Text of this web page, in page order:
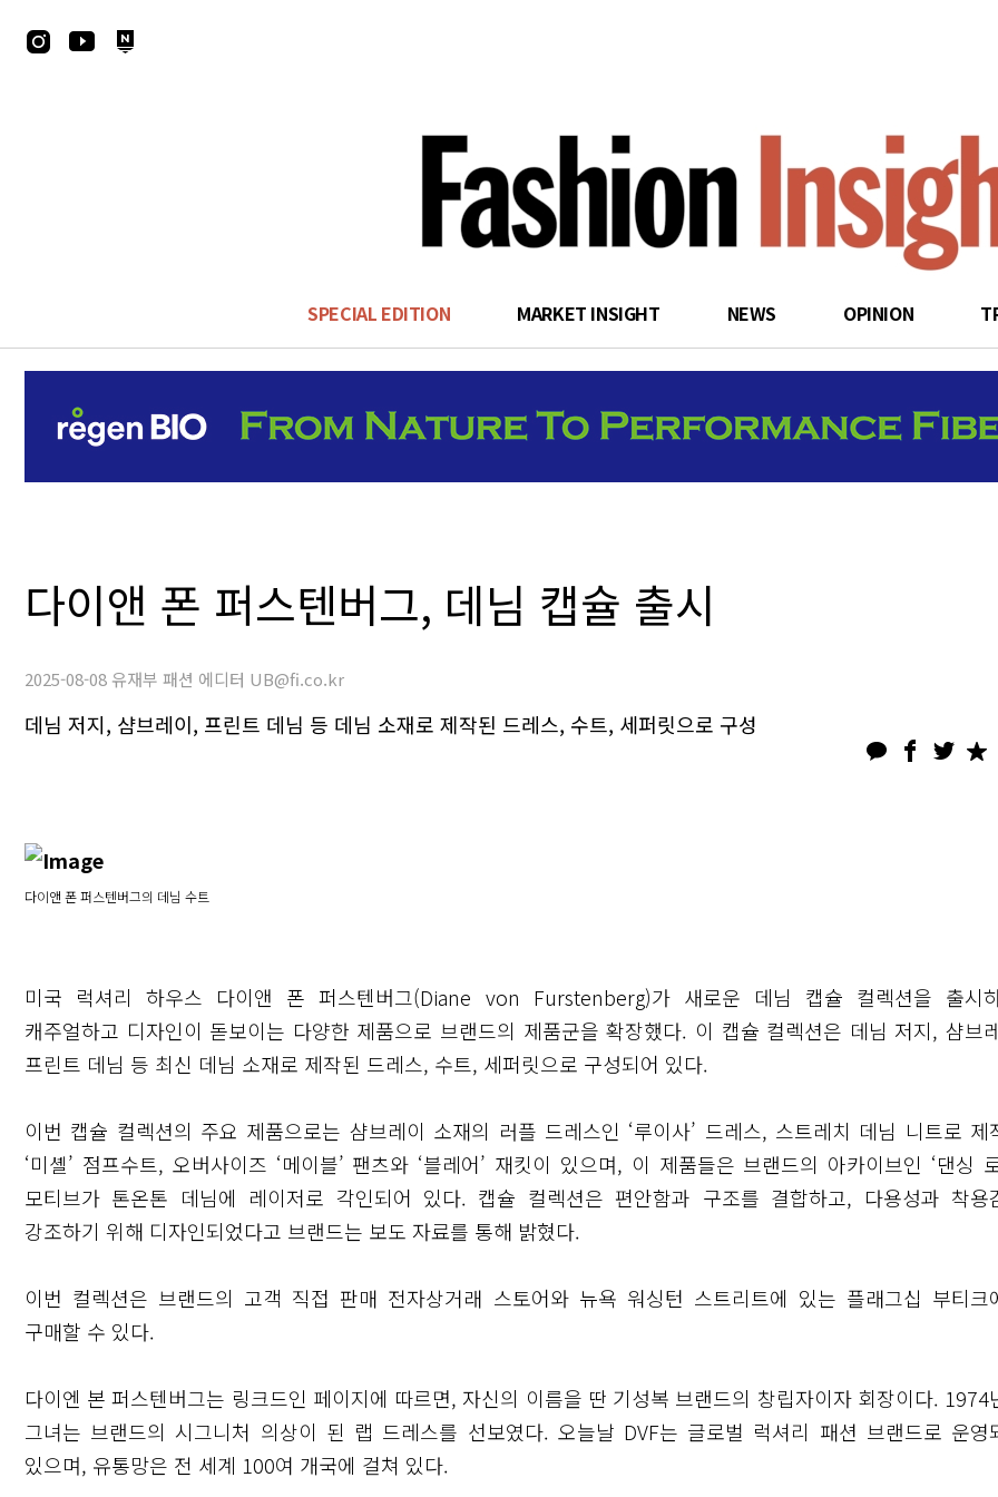
search
SPECIAL EDITION MARKET INSIGHT NEWS OPINION
다이앤 폰 퍼스텐버그, 데님 캡슐 출시
2025-08-08 유재부 패션 에디터 UB@fi.co.kr
데님 저지, 샴브레이, 프린트 데님 등 데님 소재로 제작된 드레스, 수트, 세퍼릿으로 구성
다이앤 폰 퍼스텐버그의 데님 수트
미국 럭셔리 하우스 다이앤 폰 퍼스텐버그(Diane von Furstenberg)가 새로운 데님 캡슐 컬렉션을 출시
캐주얼하고 디자인이 돋보이는 다양한 제품으로 브랜드의 제품군을 확장했다. 이 캡슐 컬렉션은 데님 저지, 샴브
프린트 데님 등 최신 데님 소재로 제작된 드레스, 수트, 세퍼릿으로 구성되어 있다.
이번 캡슐 컬렉션의 주요 제품으로는 샴브레이 소재의 러플 드레스인 ‘루이사’ 드레스, 스트레치 데님 니트로 제
‘미셸’ 점프수트, 오버사이즈 ‘메이블’ 팬츠와 ‘블레어’ 재킷이 있으며, 이 제품들은 브랜드의 아카이브인 ‘댄싱
모티브가 톤온톤 데님에 레이저로 각인되어 있다. 캡슐 컬렉션은 편안함과 구조를 결합하고, 다용성과 착용
강조하기 위해 디자인되었다고 브랜드는 보도 자료를 통해 밝혔다.
이번 컬렉션은 브랜드의 고객 직접 판매 전자상거래 스토어와 뉴욕 워싱턴 스트리트에 있는 플래그십 부티크
구매할 수 있다.
다이엔 본 퍼스텐버그는 링크드인 페이지에 따르면, 자신의 이름을 딴 기성복 브랜드의 창립자이자 회장이다. 1974
그녀는 브랜드의 시그니처 의상이 된 랩 드레스를 선보였다. 오늘날 DVF는 글로벌 럭셔리 패션 브랜드로 운영
있으며, 유통망은 전 세계 100여 개국에 걸쳐 있다.